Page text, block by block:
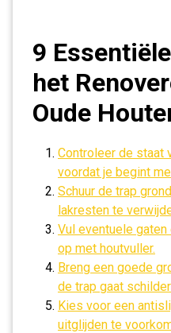
9
het
Oude
Controleer de staat
voordat je begint
Schuur de trap
lakresten te
Vul eventuele
op met houtvuller.
Breng een goede
de trap gaat
Kies voor een
uitglijden te